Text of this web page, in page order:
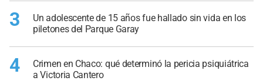
3
Un adolescente de 15 años fue hallado sin vida en los
piletones del Parque Garay
4
Crimen en Chaco: qué determinó la pericia psiquiátrica
a Victoria Cantero